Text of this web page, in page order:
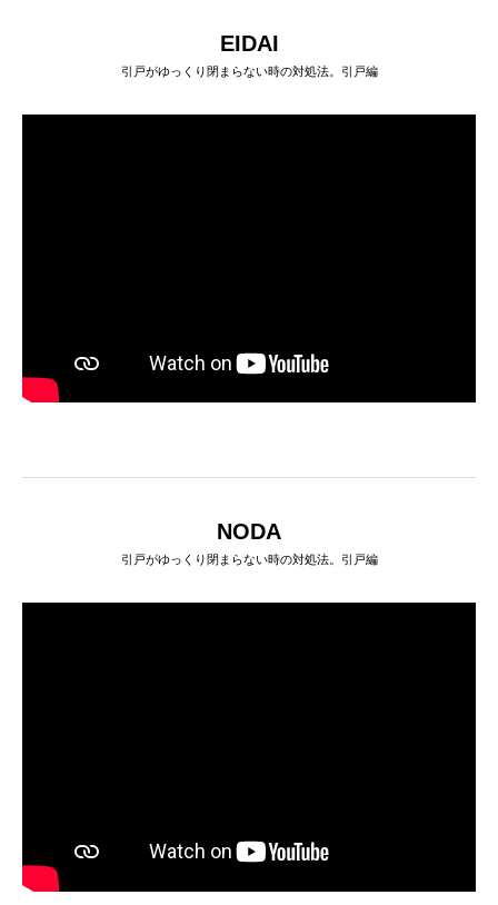
EIDAI
引戸がゆっくり閉まらない時の対処法。引戸編
NODA
引戸がゆっくり閉まらない時の対処法。引戸編